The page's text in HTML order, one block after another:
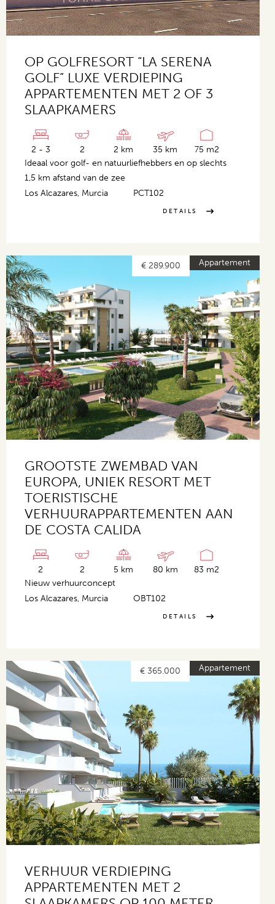
OP GOLFRESORT “LA SERENA
GOLF” LUXE VERDIEPING
APPARTEMENTEN MET 2 OF 3
SLAAPKAMERS
2 - 3 2 2 km 35 km
75 m2
Ideaal voor golf- en natuurliefhebbers en op slechts
1,5 km afstand van de zee
Los Alcazares, Murcia
PCT102
DETAILS
Appartement
€ 289.900
GROOTSTE ZWEMBAD VAN
EUROPA, UNIEK RESORT MET
TOERISTISCHE
VERHUURAPPARTEMENTEN AAN
DE COSTA CALIDA
2 2 5 km 80 km
83 m2
Nieuw verhuurconcept
Los Alcazares, Murcia
OBT102
DETAILS
Appartement
€ 365.000
VERHUUR VERDIEPING
APPARTEMENTEN MET 2